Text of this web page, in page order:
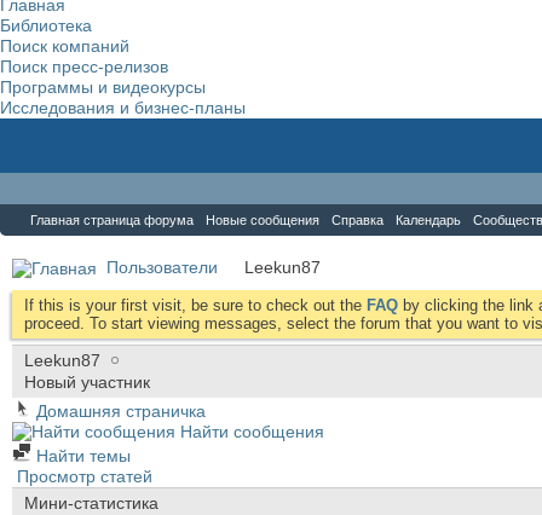
Главная
Библиотека
Поиск компаний
Поиск пресс-релизов
Программы и видеокурсы
Исследования и бизнес-планы
Главная страница форума Новые сообщения Справка Календарь
Пользователи Leekun87
If this is your first visit, be sure to check out the FAQ by clicking the link
proceed. To start viewing messages, select the forum that you want to
Leekun87
Новый участник
Домашняя страничка
Найти сообщения
Найти темы
Просмотр статей
Мини-статистика